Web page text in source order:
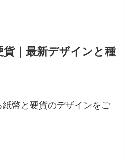
貨｜最新デザインと種
幣と硬貨のデザインをご